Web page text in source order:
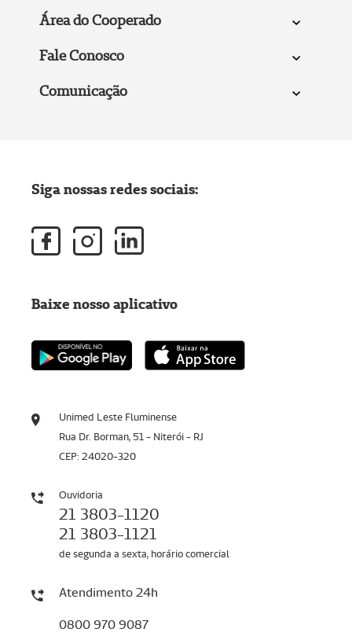
Área do Cooperado
Fale Conosco
Comunicação
Unimed Leste Fluminense
Rua Dr. Borman, 51 - Niterói - RJ
CEP: 24020-320
Ouvidoria
21 3803-1120
21 3803-1121
de segunda a sexta, horário comercial
Atendimento 24h
0800 970 9087
Siga nossas redes sociais:
Baixe nosso aplicativo